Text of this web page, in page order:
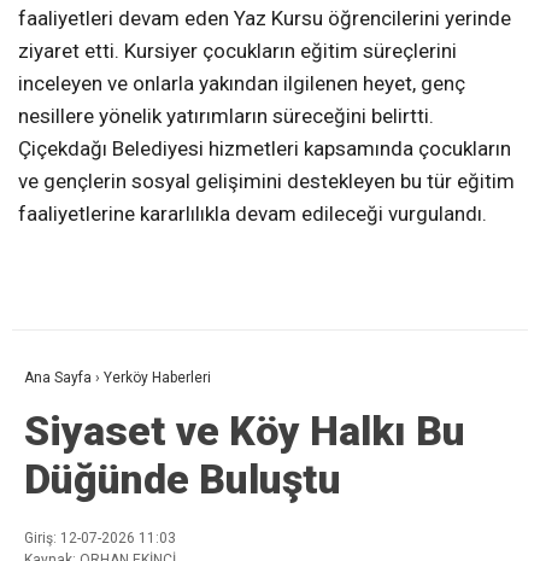
faaliyetleri devam eden Yaz Kursu öğrencilerini yerinde
ziyaret etti. Kursiyer çocukların eğitim süreçlerini
inceleyen ve onlarla yakından ilgilenen heyet, genç
nesillere yönelik yatırımların süreceğini belirtti.
Çiçekdağı Belediyesi hizmetleri kapsamında çocukların
ve gençlerin sosyal gelişimini destekleyen bu tür eğitim
faaliyetlerine kararlılıkla devam edileceği vurgulandı.
Ana Sayfa › Yerköy Haberleri
Siyaset ve Köy Halkı Bu
Düğünde Buluştu
Giriş: 12-07-2026 11:03